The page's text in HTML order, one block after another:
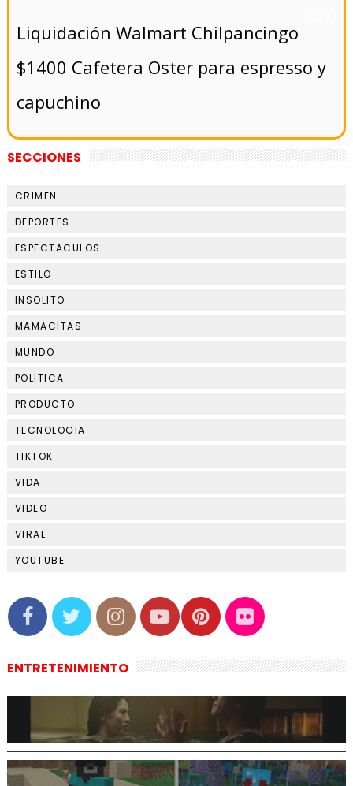
Liquidación Walmart Chilpancingo
$1400 Cafetera Oster para espresso y
capuchino
SECCIONES
CRIMEN
DEPORTES
ESPECTACULOS
ESTILO
INSOLITO
MAMACITAS
MUNDO
POLITICA
PRODUCTO
TECNOLOGIA
TIKTOK
VIDA
VIDEO
VIRAL
YOUTUBE
ENTRETENIMIENTO